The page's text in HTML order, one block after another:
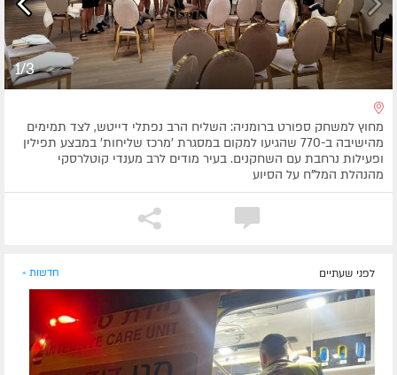
1/3
מחוץ למשחק ספורט ברומניה: השליח הרב נפתלי דייטש, לצד תמימים
מהישיבה ב-770 שהגיעו למקום במסגרת 'מרכז שליחות' במבצע תפילין
ופעילות נרחבת עם השחקנים. בעיר מודים לרב מענדי קוטלרסקי
מהנהלת המל"ח על הסיוע
לפני שעתיים חדשות »